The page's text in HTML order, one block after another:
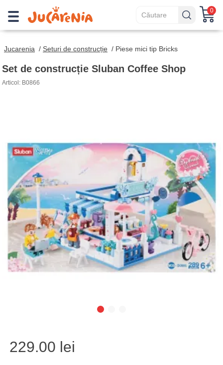
0
Jucarenia / Seturi de construcție / Piese mici tip Bricks
Set de construcție Sluban Coffee Shop
Articol: B0866
229.00 lei